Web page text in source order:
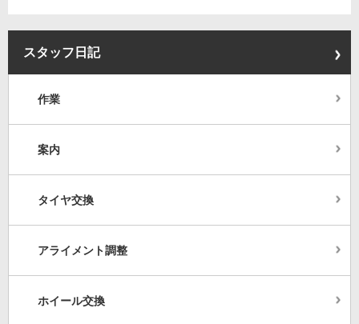
スタッフ日記
作業
案内
タイヤ交換
アライメント調整
ホイール交換